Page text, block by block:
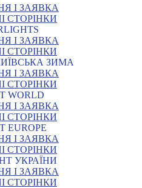
І ЗАЯВКА
СТОРІНКИ
І ЗАЯВКА
СТОРІНКИ
ЗИМА
І ЗАЯВКА
СТОРІНКИ
WORLD
І ЗАЯВКА
СТОРІНКИ
EUROPE
І ЗАЯВКА
СТОРІНКИ
УКРАЇНИ
І ЗАЯВКА
СТОРІНКИ